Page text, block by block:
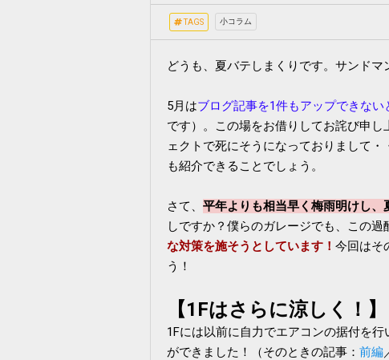
TAGS 小コラム
どうも、夏バテしまくりです。サンドマ
5月はブログ記事を1件もアップできな
です）。この場をお借りしてお詫び申
ェクトで死にそうになっておりまして
も紹介できることでしょう。
さて、 平年よりも相当早く梅雨明けし、
しですか？僕らのガレージでも、この過
な対策を施そうとしています！ 今回はそ
う！
【1Fはさらに涼しく！】
1Fには以前に自力でエアコンの据付を
ができました！（そのときの記事： 前編